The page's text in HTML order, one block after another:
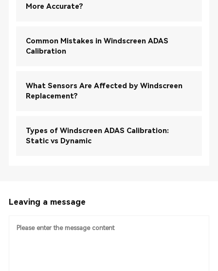
More Accurate?
Common Mistakes in Windscreen ADAS
Calibration
What Sensors Are Affected by Windscreen
Replacement?
Types of Windscreen ADAS Calibration:
Static vs Dynamic
Leaving a message